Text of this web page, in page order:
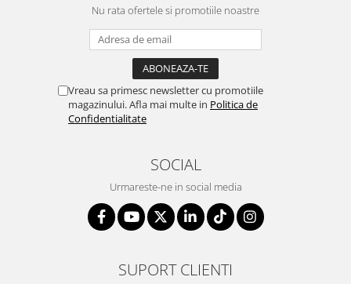
Nu rata ofertele si promotiile noastre
Vreau sa primesc newsletter cu promotiile
magazinului. Afla mai multe in Politica de
Confidentialitate
SOCIAL
Urmareste-ne in social media
SUPORT CLIENTI